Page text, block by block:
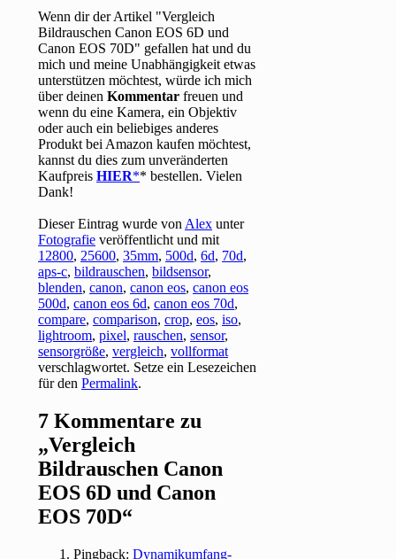
Wenn dir der Artikel "Vergleich
Bildrauschen Canon EOS 6D und
Canon EOS 70D" gefallen hat und du
mich und meine Unabhängigkeit etwas
unterstützen möchtest, würde ich mich
über deinenKommentar freuen und
wenn du eine Kamera, ein Objektiv
oder auch ein beliebiges anderes
Produkt bei Amazon kaufen möchtest,
kannst du dies zum unveränderten
KaufpreisHIER * bestellen. Vielen
Dank!
Dieser Eintrag wurde von Alex unter
Fotografie veröffentlicht und mit
12800, 25600,35mm, 500d,6d, 70d,
aps-c,bildrauschen,bildsensor,
blenden,canon,canon eos,canon eos
500d,canon eos 6d,canon eos 70d,
compare,comparison,crop,eos,iso,
lightroom,pixel,rauschen,sensor,
sensorgröße,vergleich,vollformat
verschlagwortet. Setze ein Lesezeichen
für denPermalink.
7 Kommentare zu
„Vergleich
Bildrauschen Canon
EOS 6D und Canon
EOS 70D“
Pingback:Dynamikumfang-